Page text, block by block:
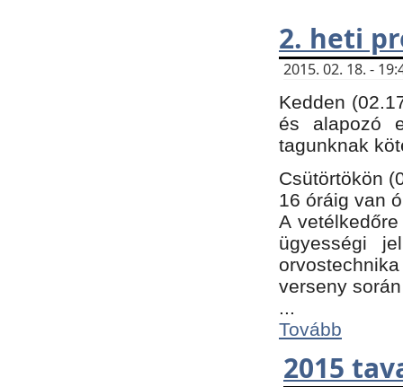
2. heti
2015. 02. 18. -
Kedden
és alapozó
tagunknak
Csütörtökön
16 óráig van
A
ügyességi
verseny
...
Tovább
2015